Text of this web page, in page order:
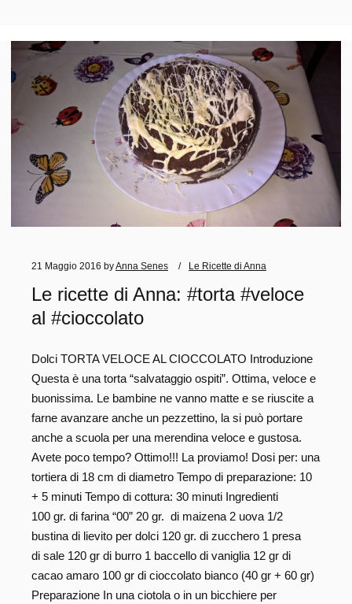
21 Maggio 2016 byAnna Senes Le Ricette di Anna
Le ricette di Anna: #torta #veloce
al #cioccolato
Dolci TORTA VELOCE AL CIOCCOLATO Introduzione
Questa è una torta “salvataggio ospiti”. Ottima, veloce e
buonissima. Le bambine ne vanno matte e se riuscite a
farne avanzare anche un pezzettino, la si può portare
anche a scuola per una merendina veloce e gustosa.
Avete poco tempo? Ottimo!!! La proviamo! Dosi per: una
tortiera di 18 cm di diametro Tempo di preparazione: 10
+ 5 minuti Tempo di cottura: 30 minuti Ingredienti
100 gr. di farina “00” 20 gr. di maizena 2 uova 1/2
bustina di lievito per dolci 120 gr. di zucchero 1 presa
di sale 120 gr di burro 1 baccello di vaniglia 12 gr di
cacao amaro 100 gr di cioccolato bianco (40 gr + 60 gr)
Preparazione In una ciotola o in un bicchiere per